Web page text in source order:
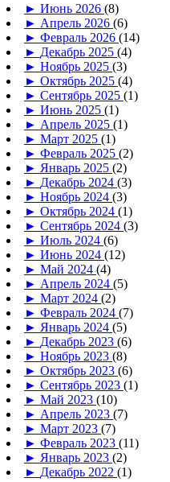
► Июнь 2026 (8)
► Апрель 2026 (6)
► Февраль 2026 (14)
► Декабрь 2025 (4)
► Ноябрь 2025 (3)
► Октябрь 2025 (4)
► Сентябрь 2025 (1)
► Июнь 2025 (1)
► Апрель 2025 (1)
► Март 2025 (1)
► Февраль 2025 (2)
► Январь 2025 (2)
► Декабрь 2024 (3)
► Ноябрь 2024 (3)
► Октябрь 2024 (1)
► Сентябрь 2024 (3)
► Июль 2024 (6)
► Июнь 2024 (12)
► Май 2024 (4)
► Апрель 2024 (5)
► Март 2024 (2)
► Февраль 2024 (7)
► Январь 2024 (5)
► Декабрь 2023 (6)
► Ноябрь 2023 (8)
► Октябрь 2023 (6)
► Сентябрь 2023 (1)
► Май 2023 (10)
► Апрель 2023 (7)
► Март 2023 (7)
► Февраль 2023 (11)
► Январь 2023 (2)
► Декабрь 2022 (1)